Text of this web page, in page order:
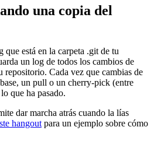
una copia del
está en la carpeta .git de tu
un log de todos los cambios de
repositorio. Cada vez que cambias de
un pull o un cherry-pick (entre
que ha pasado.
dar marcha atrás cuando la lías
hangout para un ejemplo sobre cómo